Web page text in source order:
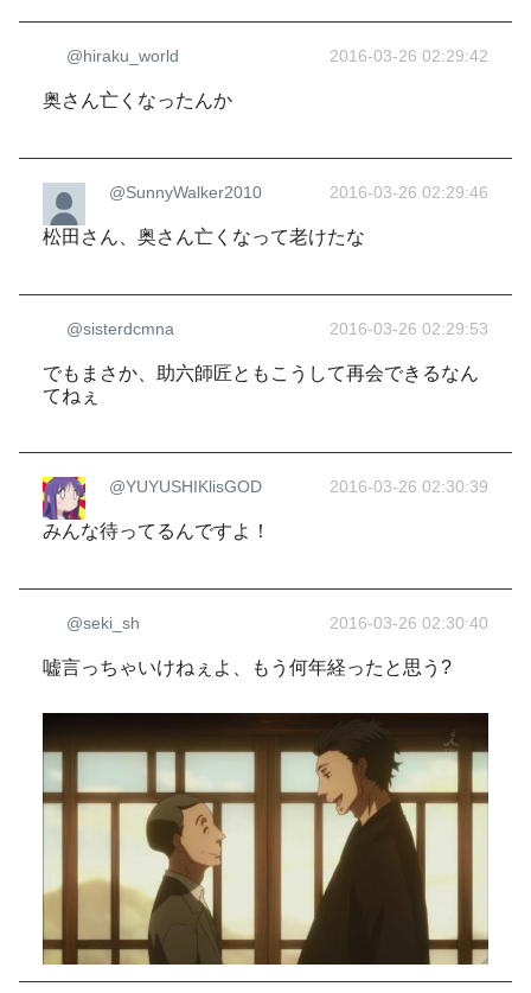
@hiraku_world 2016-03-26 02:29:42
奥さん亡くなったんか
@SunnyWalker2010 2016-03-26 02:29:46
松田さん、奥さん亡くなって老けたな
@sisterdcmna 2016-03-26 02:29:53
でもまさか、助六師匠ともこうして再会できるなん
てねぇ
@YUYUSHIKlisGOD 2016-03-26 02:30:39
みんな待ってるんですよ！
@seki_sh 2016-03-26 02:30:40
嘘言っちゃいけねぇよ、もう何年経ったと思う?